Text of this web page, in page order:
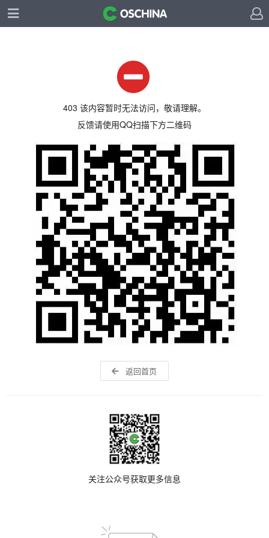
403 该内容暂时无法访问，敬请理解。
反馈请使用QQ扫描下方二维码
返回首页
关注公众号获取更多信息